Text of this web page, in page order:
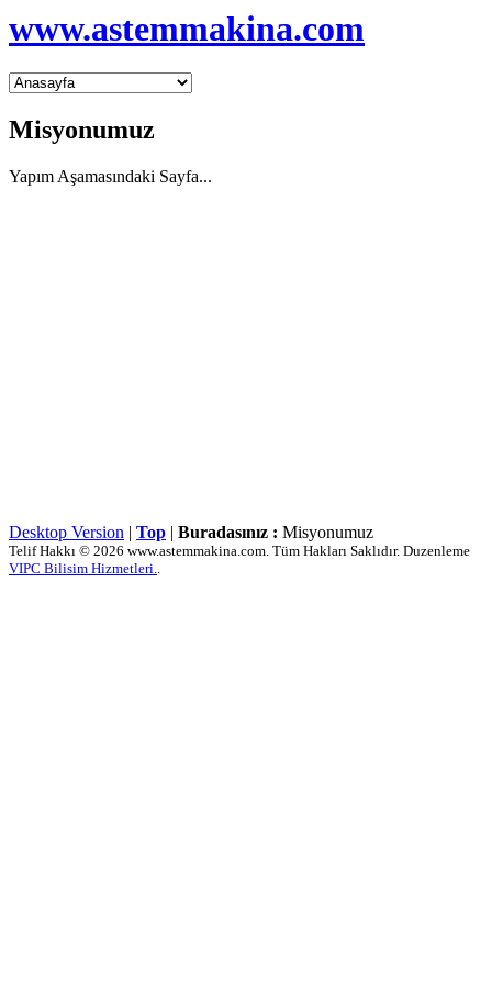
www.astemmakina.com
Misyonumuz
Yapım Aşamasındaki Sayfa...
Desktop Version | Top | Buradasınız : Misyonumuz
Telif Hakkı © 2026 www.astemmakina.com. Tüm Hakları Saklıdır. Duzenleme
VIPC Bilisim Hizmetleri..